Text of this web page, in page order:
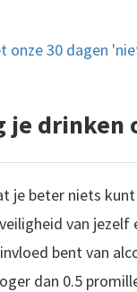
onze 30 dagen
je drinken
je beter niets
van
bent van
dan 0.5